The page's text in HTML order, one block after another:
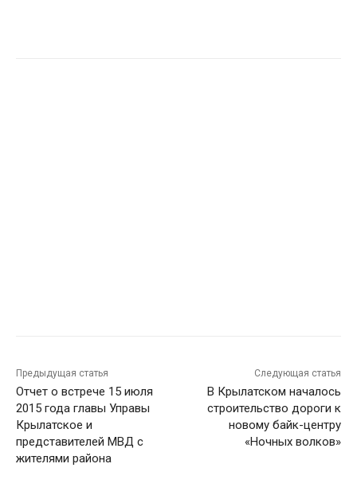
Предыдущая статья
Отчет о встрече 15 июля
2015 года главы Управы
Крылатское и
представителей МВД с
жителями района
Следующая статья
В Крылатском началось
строительство дороги к
новому байк-центру
«Ночных волков»